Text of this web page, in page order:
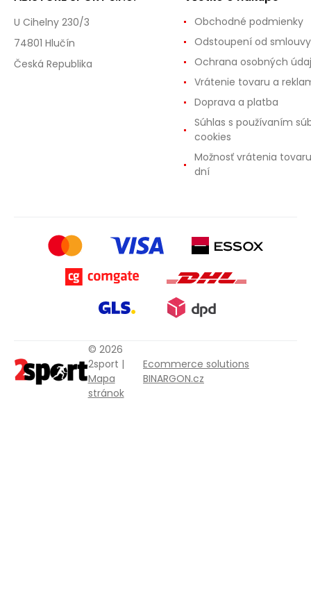
U Cihelny 230/3
74801 Hlučín
Česká Republika
Obchodné podmienky
Odstoupení od smlouvy
Ochrana osobných
Vrátenie tovaru a
Doprava a platba
Súhlas s používaním
cookies
Možnosť vrátenia
dní
© 2026
2sport |
Mapa
stránok
Ecommerce solutions
BINARGON.cz